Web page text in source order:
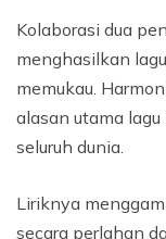
Kolaborasi dua
menghasilkan
memukau.
alasan utama
seluruh dunia.
Liriknya
secara perlahan